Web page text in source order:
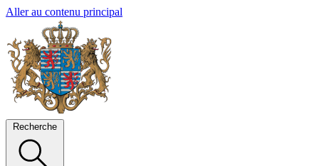
Aller au contenu principal
Recherche